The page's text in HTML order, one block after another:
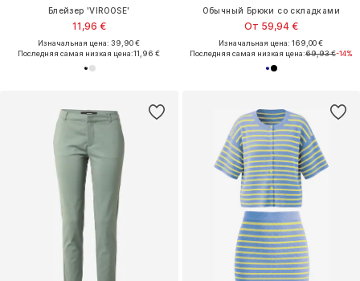
Блейзер 'VIROOSE'
11,96 €
Изначальная цена: 39,90 €
Последняя самая низкая цена:11,96 €
Обычный Брюки со складками
От 59,94 €
Изначальная цена: 169,00 €
Последняя самая низкая цена:69,93 €-14%